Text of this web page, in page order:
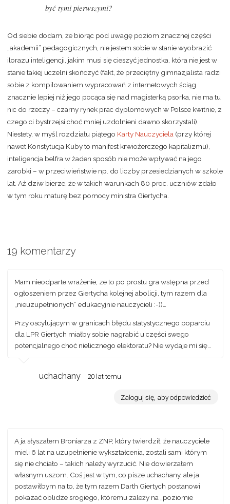
być tymi pierwszymi?
Od siebie dodam, że biorąc pod uwagę poziom znacznej części
„akademii” pedagogicznych, nie jestem sobie w stanie wyobrazić
ilorazu inteligencji, jakim musi się cieszyć jednostka, która nie jest w
stanie takiej uczelni skończyć (fakt, że przeciętny gimnazjalista radzi
sobie z kompilowaniem wypracowań z internetowych ściąg
znacznie lepiej niż jego pocąca się nad magisterką psorka, nie ma tu
nic do rzeczy – czarny rynek prac dyplomowych w Polsce kwitnie, z
czego ci bystrzejsi choć mniej uzdolnieni dawno skorzystali).
Niestety, w myśl rozdziału piątego Karty Nauczyciela (przy której
nawet Konstytucja Kuby to manifest krwiożerczego kapitalizmu),
inteligencja belfra w żaden sposób nie może wpływać na jego
zarobki – w przeciwieństwie np. do liczby przesiedzianych w szkole
lat. Aż dziw bierze, że w takich warunkach 80 proc. uczniów zdało
w tym roku maturę bez pomocy ministra Giertycha.
19 komentarzy
Mam nieodparte wrażenie, ze to po prostu gra wstępna przed
ogłoszeniem przez Giertycha kolejnej abolicji, tym razem dla
„nieuzupełnionych” edukacyjnie nauczycieli :-))…
Przy oscylującym w granicach błędu statystycznego poparciu
dla LPR Giertych miałby sobie nagrabić u części swego
potencjalnego choć nielicznego elektoratu? Nie wydaje mi się…
uchachany 20 lat temu
Zaloguj się, aby odpowiedzieć
A ja słyszałem Broniarza z ZNP, który twierdził, że nauczyciele
mieli 6 lat na uzupełnienie wykształcenia, zostali sami którym
się nie chciało – takich należy wyrzucić. Nie dowierzałem
własnym uszom. Coś jest w tym, co pisze uchachany, ale ja
postawiłbym na to, że tym razem Darth Giertych postanowi
pokazać oblidze srogiego, któremu zależy na „poziomie